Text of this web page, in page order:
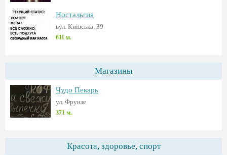
Ностальгия
вул. Київська, 39
611 м.
Магазины
Чудо Пекарь
ул. Фрунзе
371 м.
Красота, здоровье, спорт